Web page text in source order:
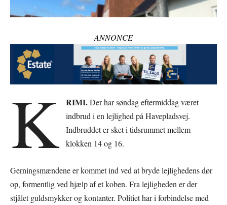
ANNONCE
K RIMI.Der har søndag eftermiddag været
indbrud i en lejlighed på Havepladsvej.
Indbruddet er sket i tidsrummet mellem
klokken 14 og 16.
Gerningsmændene er kommet ind ved at bryde lejlighedens dør
op, formentlig ved hjælp af et koben. Fra lejligheden er der
stjålet guldsmykker og kontanter. Politiet har i forbindelse med